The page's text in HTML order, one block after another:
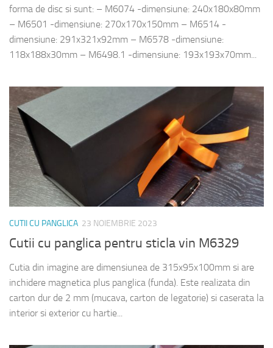
forma de disc si sunt: – M6074 -dimensiune: 240x180x80mm
– M6501 -dimensiune: 270x170x150mm – M6514 -
dimensiune: 291x321x92mm – M6578 -dimensiune:
118x188x30mm – M6498.1 -dimensiune: 193x193x70mm...
CUTII CU PANGLICA 23 NOIEMBRIE 2023
Cutii cu panglica pentru sticla vin M6329
Cutia din imagine are dimensiunea de 315x95x100mm si are
inchidere magnetica plus panglica (funda). Este realizata din
carton dur de 2 mm (mucava, carton de legatorie) si caserata la
interior si exterior cu hartie...